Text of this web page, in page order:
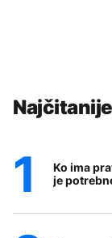
Ko ima
je